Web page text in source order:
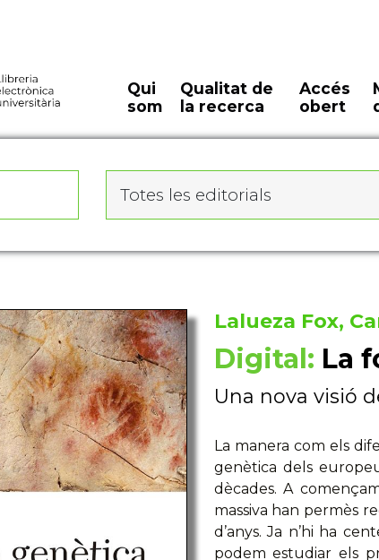
Qui
som
Qualitat de
la recerca
Accés
obert
Totes les editorials
Lalueza Fox,
Digital: La
Una nova visió
La manera com els
genètica dels
dècades. A
massiva han permès
d’anys. Ja n’hi ha
podem estudiar els